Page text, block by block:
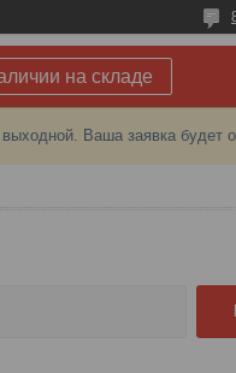
на складе
Ваша заявка будет